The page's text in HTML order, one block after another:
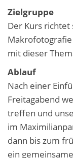
Zielgruppe
Der Kurs richtet
mit dieser
Ablauf
Nach einer
Freitagabend
treffen und
im
dann bis zum
ein